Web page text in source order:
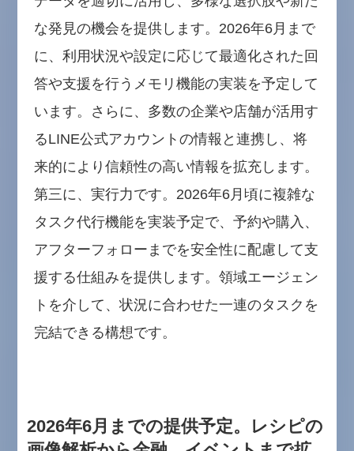
な発見の機会を提供します。2026年6月まで
に、利用状況や設定に応じて最適化された回
答や支援を行うメモリ機能の実装を予定して
います。さらに、多数の企業や店舗が活用す
るLINE公式アカウントの情報と連携し、将
来的により信頼性の高い情報を拡充します。
第三に、実行力です。2026年6月頃に複雑な
タスク代行機能を実装予定で、予約や購入、
アフターフォローまでを安全性に配慮して支
援する仕組みを提供します。領域エージェン
トを介して、状況に合わせた一連のタスクを
完結できる構想です。
2026年6月までの提供予定。レシピの